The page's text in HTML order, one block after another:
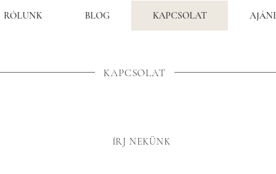
RÓLUNK BLOG KAPCSOLAT
KAPCSOLAT
ÍRJ NEKÜNK